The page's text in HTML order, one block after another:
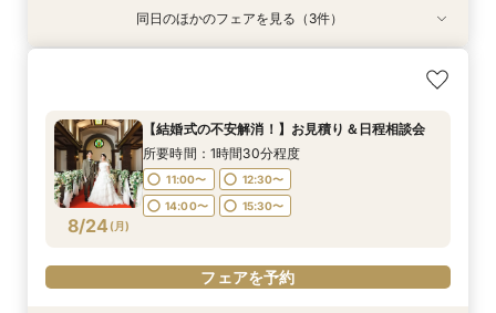
8/23(日)
【期間限定】50％OFF★チャペルフォトキャン
14:00〜
15:30〜
フェアを予約
8/23(日)
【挙式＋会食が5万円OFF！】費用を抑えて叶え
14:00〜
15:30〜
フェアを予約
8/23(日)
11:00〜
12:30〜
14:00〜
15:30〜
フェアを予約
同日のほかのフェアを見る（3件）
8/24 (月)
【結婚式の不安解消！】お見積り＆日程相談会
所要時間：1時間30分程度
11:00〜
12:30〜
14:00〜
15:30〜
フェアを予約